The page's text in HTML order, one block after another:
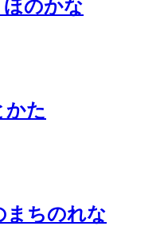
ほのかな
かた
まちのれな